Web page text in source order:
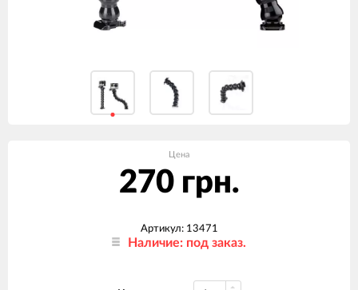
Цена
270 грн.
Артикул: 13471
Наличие: под заказ.